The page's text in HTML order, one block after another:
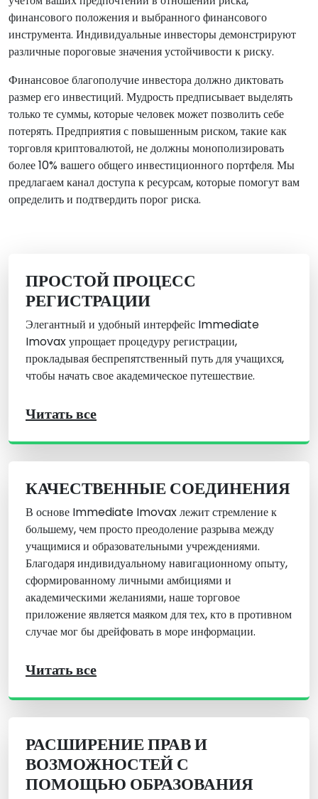
финансового положения и выбранного финансового
инструмента. Индивидуальные инвесторы демонстрируют
различные пороговые значения устойчивости к риску.
Финансовое благополучие инвестора должно диктовать
размер его инвестиций. Мудрость предписывает выделять
только те суммы, которые человек может позволить себе
потерять. Предприятия с повышенным риском, такие как
торговля криптовалютой, не должны монополизировать
более 10% вашего общего инвестиционного портфеля. Мы
предлагаем канал доступа к ресурсам, которые помогут вам
определить и подтвердить порог риска.
ПРОСТОЙ ПРОЦЕСС
РЕГИСТРАЦИИ
Элегантный и удобный интерфейс Immediate
Imovax упрощает процедуру регистрации,
прокладывая беспрепятственный путь для учащихся,
чтобы начать свое академическое путешествие.
Читать все
КАЧЕСТВЕННЫЕ СОЕДИНЕНИЯ
В основе Immediate Imovax лежит стремление к
большему, чем просто преодоление разрыва между
учащимися и образовательными учреждениями.
Благодаря индивидуальному навигационному опыту,
сформированному личными амбициями и
академическими желаниями, наше торговое
приложение является маяком для тех, кто в противном
случае мог бы дрейфовать в море информации.
Читать все
РАСШИРЕНИЕ ПРАВ И
ВОЗМОЖНОСТЕЙ С
ПОМОЩЬЮ ОБРАЗОВАНИЯ